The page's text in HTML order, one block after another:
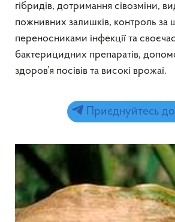
гібридів, дотримання сівозміни,
пожнивних залишків, контроль за
переносниками інфекції та
бактерицидних препаратів,
здоров’я посівів та високі врожаї.
Приєднуйтесь